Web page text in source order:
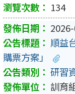
134
順益
購票方案」
研習
訓育